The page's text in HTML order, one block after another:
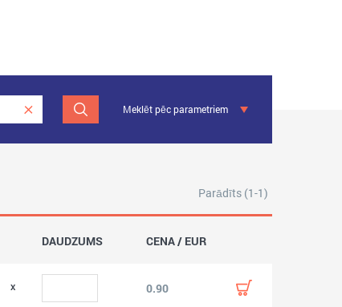
Meklēt pēc parametriem
Parādīts (1-1)
DAUDZUMS CENA / EUR
0.90